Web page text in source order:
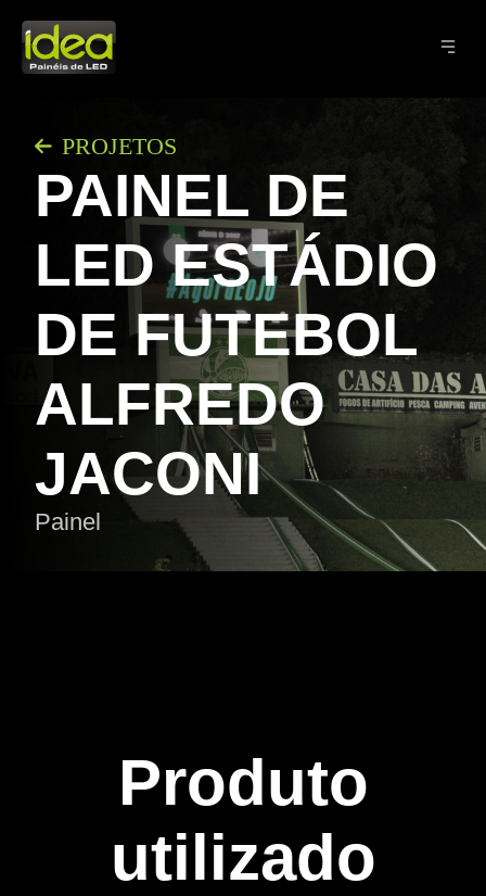
PROJETOS
PAINEL DE
LED ESTÁDIO
DE FUTEBOL
ALFREDO
JACONI
Painel
Produto
utilizado